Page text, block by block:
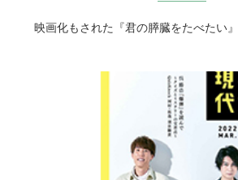
映画化もされた『君の膵臓をたべたい